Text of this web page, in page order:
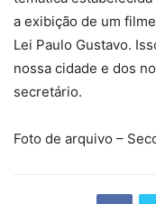
a exibição de um
Lei Paulo Gustavo.
nossa cidade e dos
secretário.
Foto de arquivo –